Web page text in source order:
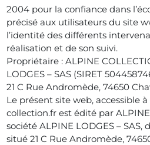
2004 pour la confiance dans
précisé aux utilisateurs du site
l’identité des différents
réalisation et de son suivi.
Propriétaire : ALPINE
LODGES – SAS (SIRET
21 C Rue Andromède, 74650
Le présent site web, accessible
collection.fr est édité par
société ALPINE LODGES – SAS,
situé 21 C Rue Andromède,